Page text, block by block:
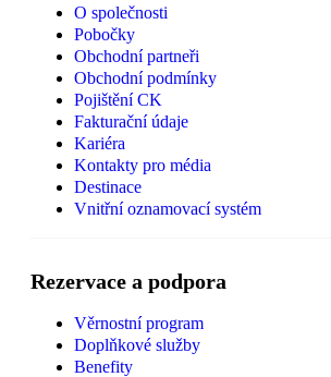
O společnosti
Pobočky
Obchodní partneři
Obchodní podmínky
Pojištění CK
Fakturační údaje
Kariéra
Kontakty pro média
Destinace
Vnitřní oznamovací systém
Rezervace a podpora
Věrnostní program
Doplňkové služby
Benefity